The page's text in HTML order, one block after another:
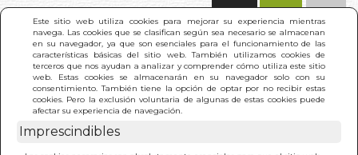
Este sitio web utiliza cookies para mejorar su experiencia mientras
navega. Las cookies que se clasifican según sea necesario se almacenan
en su navegador, ya que son esenciales para el funcionamiento de las
características básicas del sitio web. También utilizamos cookies de
terceros que nos ayudan a analizar y comprender cómo utiliza este sitio
web. Estas cookies se almacenarán en su navegador solo con su
consentimiento. También tiene la opción de optar por no recibir estas
cookies. Pero la exclusión voluntaria de algunas de estas cookies puede
afectar su experiencia de navegación.
Imprescindibles
INICIO > RESULTADO BÚSQUEDA